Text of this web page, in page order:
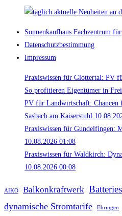
Sonnenkaufhaus Fachzentrum
Datenschutzbestimmung
Impressum
Praxiswissen für Glottertal: PV
So profitieren Eigentümer in
PV für Landwirtschaft: Chancen
Sasbach am Kaiserstuhl
Praxiswissen für Gundelfingen:
10.08.2026 01:08
Praxiswissen für Waldkirch:
10.08.2026 00:08
AIKO Balkonkraftwerk
dynamische Stromtarife Ebringen